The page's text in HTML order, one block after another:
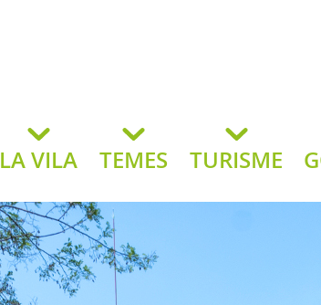
de Llavaneres
LA VILA TEMES TURISME